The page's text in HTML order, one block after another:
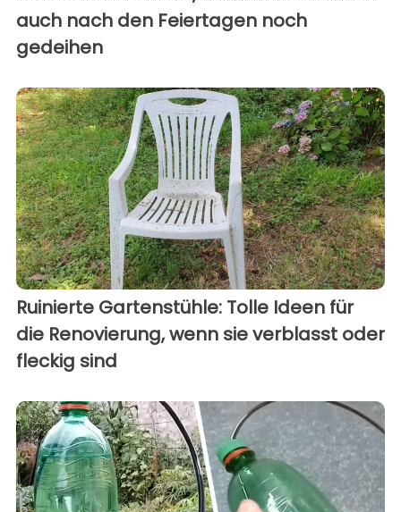
auch nach den Feiertagen noch
gedeihen
Ruinierte Gartenstühle: Tolle Ideen für
die Renovierung, wenn sie verblasst oder
fleckig sind